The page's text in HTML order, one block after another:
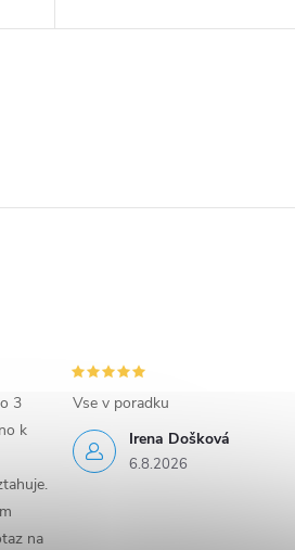
3
k
na
Irena Došková
6.8.2026
Vse v poradku